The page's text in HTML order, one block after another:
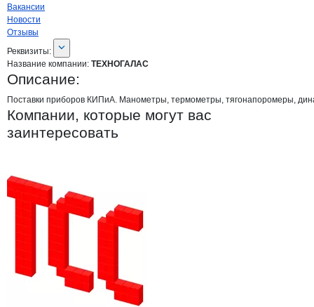
Вакансии
Новости
Отзывы
О компании
Реквизиты
Реквизиты:
Название компании: ТЕХНОГАЛАС
Описание:
Поставки приборов КИПиА. Манометры, термометры, тягонапоромеры,
Компании, которые могут вас
заинтересовать